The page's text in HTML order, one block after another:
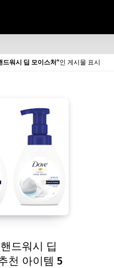
드워시 딥 모이스처 인 게시물 표시
드워시 딥
천 아이템 5